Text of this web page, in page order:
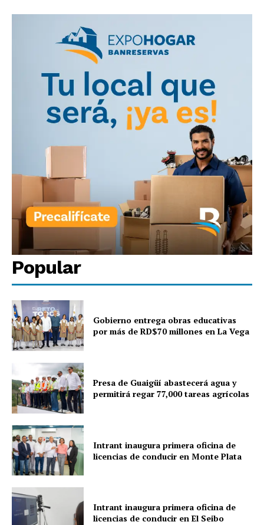
Popular
Gobierno entrega obras educativas
por más de RD$70 millones en La Vega
Presa de Guaigüí abastecerá agua y
permitirá regar 77,000 tareas agrícolas
Intrant inaugura primera oficina de
licencias de conducir en Monte Plata
Intrant inaugura primera oficina de
licencias de conducir en El Seibo